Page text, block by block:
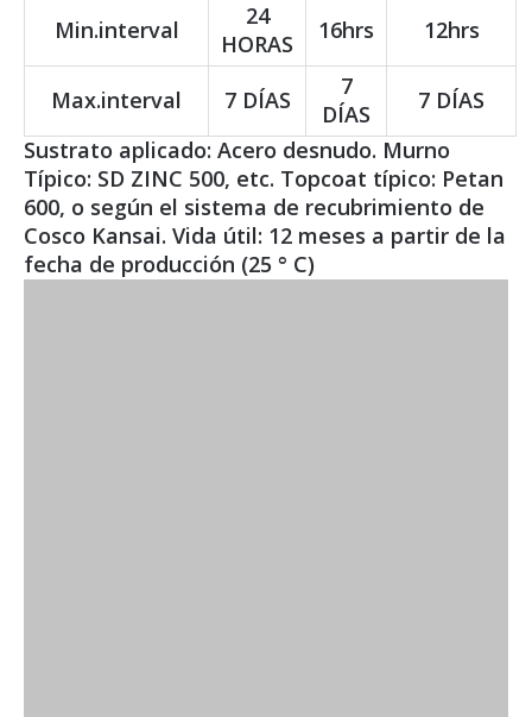
Min.interval
24
HORAS
16hrs 12hrs
Max.interval 7 DÍAS
7
DÍAS
7 DÍAS
Sustrato aplicado: Acero desnudo. Murno
Típico: SD ZINC 500, etc. Topcoat típico: Petan
600, o según el sistema de recubrimiento de
Cosco Kansai. Vida útil: 12 meses a partir de la
fecha de producción (25 ° C)